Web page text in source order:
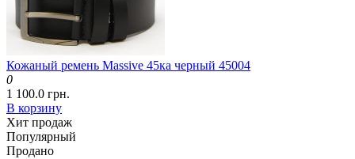
Кожаный ремень Massive 45ка черный 45004
0
1 100.0 грн.
В корзину
Хит продаж
Популярный
Продано